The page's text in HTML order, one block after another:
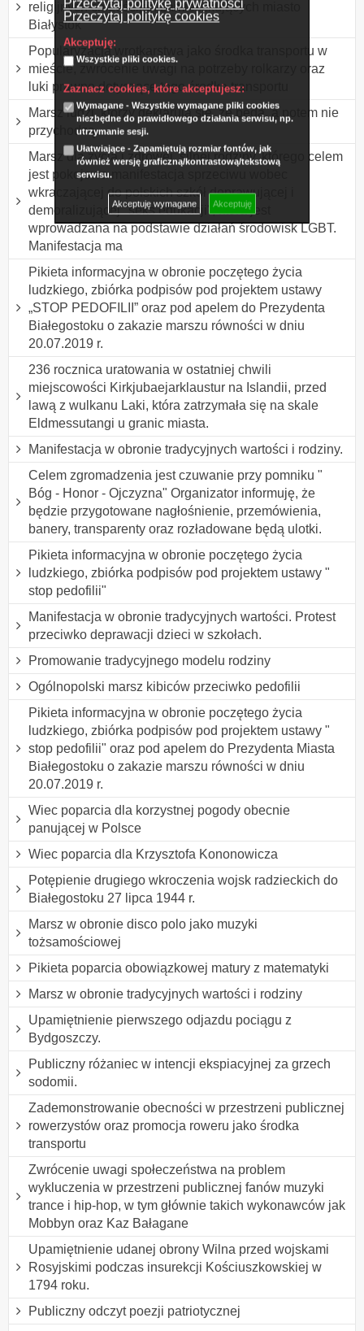
Przeczytaj politykę prywatności
Przeczytaj politykę cookies
Akceptuję:
Wszystkie pliki cookies.
Zaznacz cookies, które akceptujesz:
Wymagane - Wszystkie wymagane pliki cookies
niezbędne do prawidłowego działania serwisu, np.
utrzymanie sesji.
Ułatwiające - Zapamiętują rozmiar fontów, jak
również wersję graficzną/kontrastową/tekstową
serwisu.
Akceptuję wymagane Akceptuję
religijnych chrześcijan zamieszkujących miasto
Białystok
Popularyzacja wrotkarstwa jako środka transportu w
mieście, zwrócenie uwagi na potrzeby rolkarzy oraz
luki prawne dotyczące tego środka transportu
Marsz ludzi, którzy deklarują się, że będą, a potem nie
przychodzą.
Marsz dla życia i zdrowej, silnej rodziny, którego celem
jest pokojowa manifestacja sprzeciwu wobec
wkraczającej do polskich szkół deprawującej i
demoralizującej "seks edukacji", która jest
wprowadzana na podstawie działań środowisk LGBT.
Manifestacja ma
Pikieta informacyjna w obronie poczętego życia
ludzkiego, zbiórka podpisów pod projektem ustawy
„STOP PEDOFILII” oraz pod apelem do Prezydenta
Białegostoku o zakazie marszu równości w dniu
20.07.2019 r.
236 rocznica uratowania w ostatniej chwili
miejscowości Kirkjubaejarklaustur na Islandii, przed
lawą z wulkanu Laki, która zatrzymała się na skale
Eldmessutangi u granic miasta.
Manifestacja w obronie tradycyjnych wartości i rodziny.
Celem zgromadzenia jest czuwanie przy pomniku "
Bóg - Honor - Ojczyzna" Organizator informuję, że
będzie przygotowane nagłośnienie, przemówienia,
banery, transparenty oraz rozładowane będą ulotki.
Pikieta informacyjna w obronie poczętego życia
ludzkiego, zbiórka podpisów pod projektem ustawy "
stop pedofilii"
Manifestacja w obronie tradycyjnych wartości. Protest
przeciwko deprawacji dzieci w szkołach.
Promowanie tradycyjnego modelu rodziny
Ogólnopolski marsz kibiców przeciwko pedofilii
Pikieta informacyjna w obronie poczętego życia
ludzkiego, zbiórka podpisów pod projektem ustawy "
stop pedofilii" oraz pod apelem do Prezydenta Miasta
Białegostoku o zakazie marszu równości w dniu
20.07.2019 r.
Wiec poparcia dla korzystnej pogody obecnie
panującej w Polsce
Wiec poparcia dla Krzysztofa Kononowicza
Potępienie drugiego wkroczenia wojsk radzieckich do
Białegostoku 27 lipca 1944 r.
Marsz w obronie disco polo jako muzyki
tożsamościowej
Pikieta poparcia obowiązkowej matury z matematyki
Marsz w obronie tradycyjnych wartości i rodziny
Upamiętnienie pierwszego odjazdu pociągu z
Bydgoszczy.
Publiczny różaniec w intencji ekspiacyjnej za grzech
sodomii.
Zademonstrowanie obecności w przestrzeni publicznej
rowerzystów oraz promocja roweru jako środka
transportu
Zwrócenie uwagi społeczeństwa na problem
wykluczenia w przestrzeni publicznej fanów muzyki
trance i hip-hop, w tym głównie takich wykonawców jak
Mobbyn oraz Kaz Bałagane
Upamiętnienie udanej obrony Wilna przed wojskami
Rosyjskimi podczas insurekcji Kościuszkowskiej w
1794 roku.
Publiczny odczyt poezji patriotycznej